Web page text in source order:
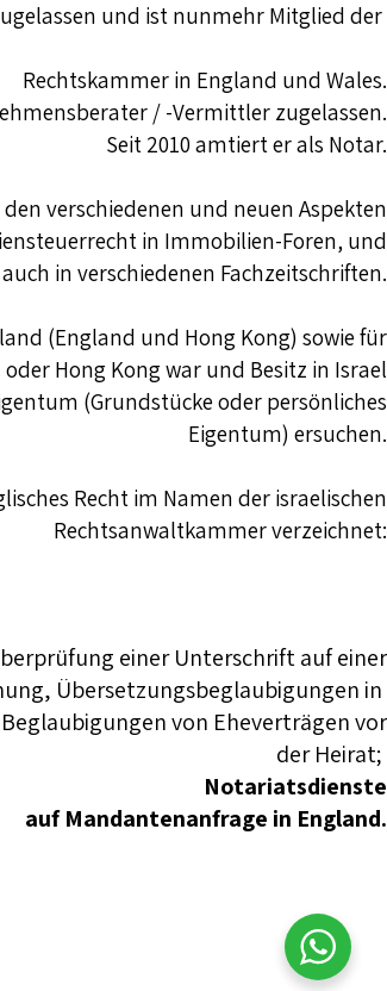
und ist nunmehr Mitglied der
Rechtskammer in England und Wales.
/ -Vermittler zugelassen.
Seit 2010 amtiert er als Notar.
verschiedenen und neuen Aspekten
in Immobilien-Foren, und
in verschiedenen Fachzeitschriften.
(England und Hong Kong) sowie für
Hong Kong war und Besitz in Israel
(Grundstücke oder persönliches
Eigentum) ersuchen.
Recht im Namen der israelischen
Rechtsanwaltkammer verzeichnet:
einer Unterschrift auf einer
Übersetzungsbeglaubigungen in
von Eheverträgen vor
der Heirat;
Notariatsdienste
auf Mandantenanfrage in England.